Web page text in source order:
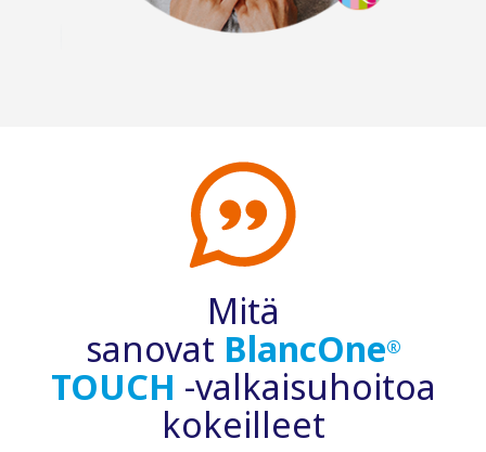
Mitä
sanovat BlancOne®
TOUCH -valkaisuhoitoa
kokeilleet